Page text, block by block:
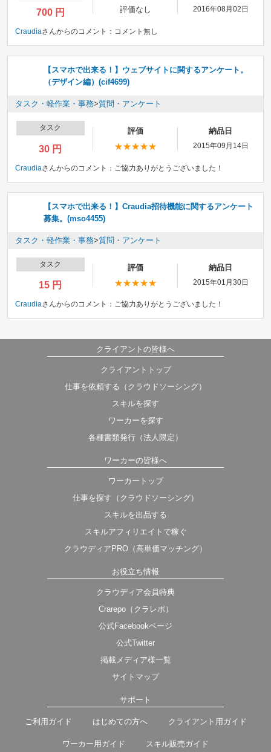
700 円
評価なし
2016年08月02日
Craudiaさんからのコメント： コメント無し
【スマホで出来る！】ウェブサイトに関するアンケート。
（デザイン編）(cif4699)
タスク・軽作業・事務>質問・アンケート
タスク
30 円
評価 納品日
2015年09月14日
Craudiaさんからのコメント： ご協力ありがとうございました！
【スマホで出来る！】Craudia招待機能に関するアンケート
募集。(mso4455)
タスク・軽作業・事務>質問・アンケート
タスク
15 円
評価 納品日
2015年01月30日
Craudiaさんからのコメント： ご協力ありがとうございました！
クライアントの皆様へ
クライアントトップ
仕事を依頼する（クラウドソーシング）
スキルを探す
ワーカーを探す
各種書類発行（法人限定）
ワーカーの皆様へ
ワーカートップ
仕事を探す（クラウドソーシング）
スキルを出品する
スキルアフィリエイトで稼ぐ
クラウディアPRO（高単価マッチング）
お役立ち情報
クラウディア会員特典
Crarepo（クラレポ）
公式Facebookページ
公式Twitter
掲載メディア様一覧
サイトマップ
サポート
ご利用ガイド はじめての方へ クライアント用ガイド
ワーカー用ガイド スキル販売ガイド